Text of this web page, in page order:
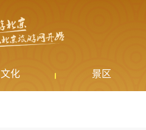
文化 景区